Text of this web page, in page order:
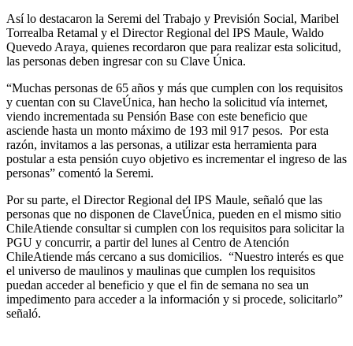
Así lo destacaron la Seremi del Trabajo y Previsión Social, Maribel
Torrealba Retamal y el Director Regional del IPS Maule, Waldo
Quevedo Araya, quienes recordaron que para realizar esta solicitud,
las personas deben ingresar con su Clave Única.
“Muchas personas de 65 años y más que cumplen con los requisitos
y cuentan con su ClaveÚnica, han hecho la solicitud vía internet,
viendo incrementada su Pensión Base con este beneficio que
asciende hasta un monto máximo de 193 mil 917 pesos. Por esta
razón, invitamos a las personas, a utilizar esta herramienta para
postular a esta pensión cuyo objetivo es incrementar el ingreso de las
personas” comentó la Seremi.
Por su parte, el Director Regional del IPS Maule, señaló que las
personas que no disponen de ClaveÚnica, pueden en el mismo sitio
ChileAtiende consultar si cumplen con los requisitos para solicitar la
PGU y concurrir, a partir del lunes al Centro de Atención
ChileAtiende más cercano a sus domicilios. “Nuestro interés es que
el universo de maulinos y maulinas que cumplen los requisitos
puedan acceder al beneficio y que el fin de semana no sea un
impedimento para acceder a la información y si procede, solicitarlo”
señaló.